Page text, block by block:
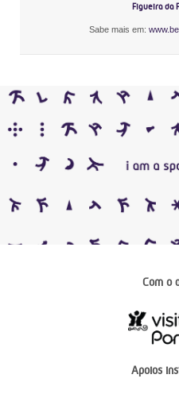
Figueira da
Sabe mais em:
Com o
Apoios